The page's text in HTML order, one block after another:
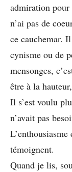
admiration
n’ai pas de
ce cauchemar.
cynisme ou de
mensonges,
être à la
Il s’est voulu
n’avait pas
témoignent.
Quand je lis,